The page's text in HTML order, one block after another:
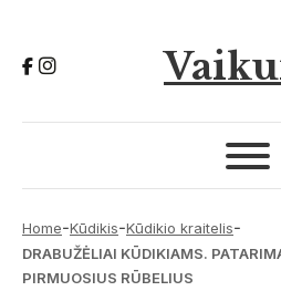
Home-Kūdikis-Kūdikio kraitelis-
DRABUŽĖLIAI KŪDIKIAMS.
PIRMUOSIUS RŪBELIUS